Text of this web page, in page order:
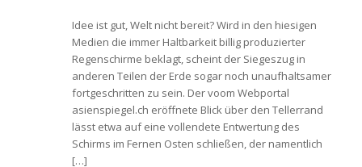
Idee ist gut, Welt nicht bereit? Wird in den hiesigen
Medien die immer Haltbarkeit billig produzierter
Regenschirme beklagt, scheint der Siegeszug in
anderen Teilen der Erde sogar noch unaufhaltsamer
fortgeschritten zu sein. Der voom Webportal
asienspiegel.ch eröffnete Blick über den Tellerrand
lässt etwa auf eine vollendete Entwertung des
Schirms im Fernen Osten schließen, der namentlich
[…]